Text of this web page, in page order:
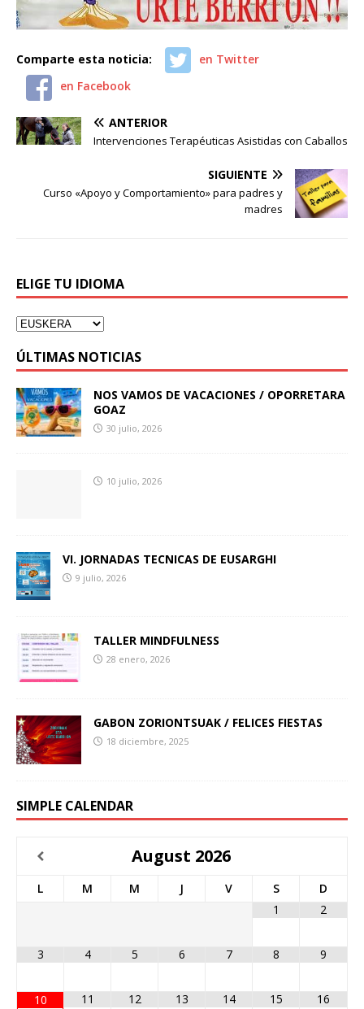
Comparte esta noticia:
en Twitter
en Facebook
ANTERIOR
Intervenciones Terapéuticas Asistidas con Caballos
SIGUIENTE
Curso «Apoyo y Comportamiento» para padres y
madres
ELIGE TU IDIOMA
ÚLTIMAS NOTICIAS
NOS VAMOS DE VACACIONES / OPORRETARA
GOAZ
30 julio, 2026
10 julio, 2026
VI. JORNADAS TECNICAS DE EUSARGHI
9 julio, 2026
TALLER MINDFULNESS
28 enero, 2026
GABON ZORIONTSUAK / FELICES FIESTAS
18 diciembre, 2025
SIMPLE CALENDAR
August 2026
L M M J V S
D
1
2
3 4 5 6 7 8 9
10 11 12 13 14 15 16